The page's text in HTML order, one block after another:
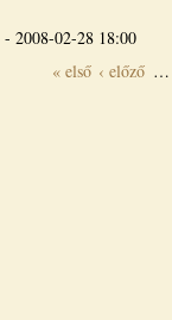
- 2008-02-28 18:00
« első ‹ előző …